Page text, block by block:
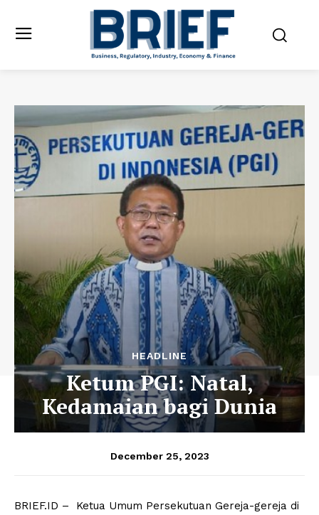
HEADLINE
Ketum PGI: Natal,
Kedamaian bagi Dunia
December 25, 2023
BRIEF.ID – Ketua Umum Persekutuan Gereja-gereja di